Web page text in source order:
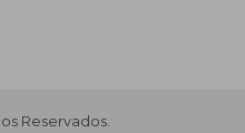
Reservados.